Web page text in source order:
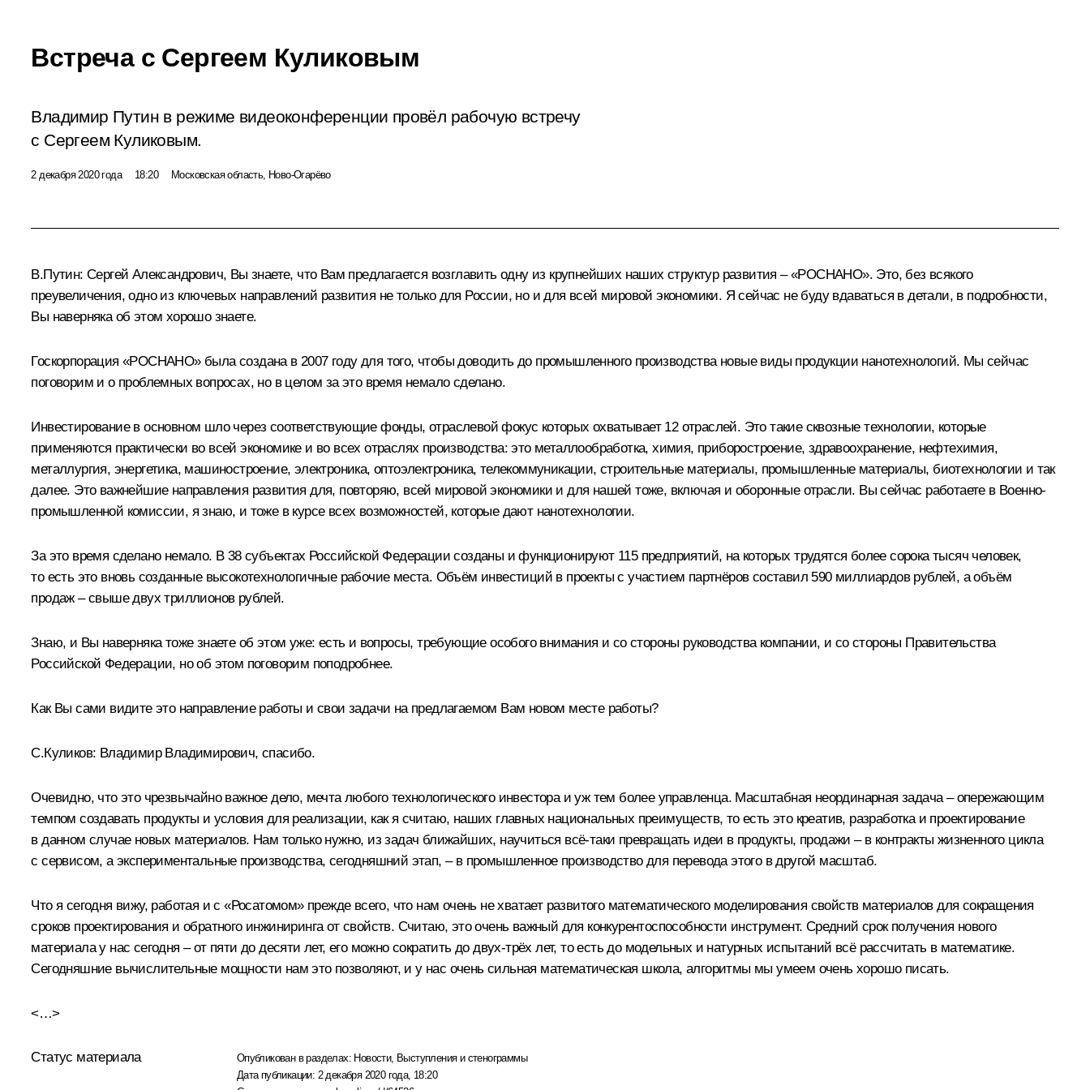
Встреча с Сергеем Куликовым
Владимир Путин в режиме видеоконференции провёл рабочую встречу
с Сергеем Куликовым.
2 декабря 2020 года 18:20 Московская область, Ново-Огарёво
В.Путин: Сергей Александрович, Вы знаете, что Вам предлагается возглавить одну из крупнейших наших структур развития – «РОСНАНО». Это, без всякого
преувеличения, одно из ключевых направлений развития не только для России, но и для всей мировой экономики. Я сейчас не буду вдаваться в детали, в подробности,
Вы наверняка об этом хорошо знаете.
Госкорпорация «РОСНАНО» была создана в 2007 году для того, чтобы доводить до промышленного производства новые виды продукции нанотехнологий. Мы сейчас
поговорим и о проблемных вопросах, но в целом за это время немало сделано.
Инвестирование в основном шло через соответствующие фонды, отраслевой фокус которых охватывает 12 отраслей. Это такие сквозные технологии, которые
применяются практически во всей экономике и во всех отраслях производства: это металлообработка, химия, приборостроение, здравоохранение, нефтехимия,
металлургия, энергетика, машиностроение, электроника, оптоэлектроника, телекоммуникации, строительные материалы, промышленные материалы, биотехнологии и так
далее. Это важнейшие направления развития для, повторяю, всей мировой экономики и для нашей тоже, включая и оборонные отрасли. Вы сейчас работаете в Военно-
промышленной комиссии, я знаю, и тоже в курсе всех возможностей, которые дают нанотехнологии.
За это время сделано немало. В 38 субъектах Российской Федерации созданы и функционируют 115 предприятий, на которых трудятся более сорока тысяч человек,
то есть это вновь созданные высокотехнологичные рабочие места. Объём инвестиций в проекты с участием партнёров составил 590 миллиардов рублей, а объём
продаж – свыше двух триллионов рублей.
Знаю, и Вы наверняка тоже знаете об этом уже: есть и вопросы, требующие особого внимания и со стороны руководства компании, и со стороны Правительства
Российской Федерации, но об этом поговорим поподробнее.
Как Вы сами видите это направление работы и свои задачи на предлагаемом Вам новом месте работы?
С.Куликов: Владимир Владимирович, спасибо.
Очевидно, что это чрезвычайно важное дело, мечта любого технологического инвестора и уж тем более управленца. Масштабная неординарная задача – опережающим
темпом создавать продукты и условия для реализации, как я считаю, наших главных национальных преимуществ, то есть это креатив, разработка и проектирование
в данном случае новых материалов. Нам только нужно, из задач ближайших, научиться всё-таки превращать идеи в продукты, продажи – в контракты жизненного цикла
с сервисом, а экспериментальные производства, сегодняшний этап, – в промышленное производство для перевода этого в другой масштаб.
Что я сегодня вижу, работая и с «Росатомом» прежде всего, что нам очень не хватает развитого математического моделирования свойств материалов для сокращения
сроков проектирования и обратного инжиниринга от свойств. Считаю, это очень важный для конкурентоспособности инструмент. Средний срок получения нового
материала у нас сегодня – от пяти до десяти лет, его можно сократить до двух-трёх лет, то есть до модельных и натурных испытаний всё рассчитать в математике.
Сегодняшние вычислительные мощности нам это позволяют, и у нас очень сильная математическая школа, алгоритмы мы умеем очень хорошо писать.
<…>
Статус материала Опубликован в разделах: Новости, Выступления и стенограммы
Дата публикации: 2 декабря 2020 года, 18:20